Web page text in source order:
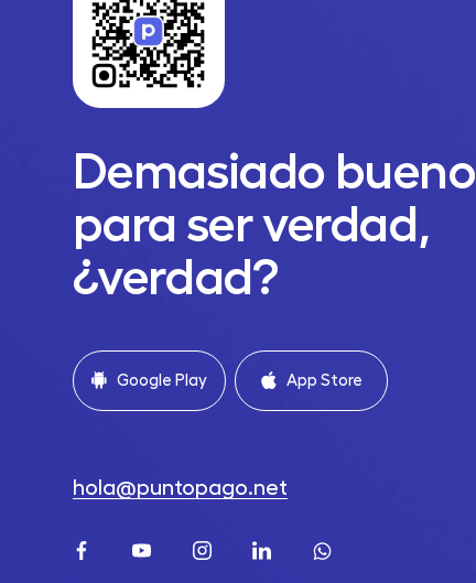
Demasiado bueno
para ser verdad,
¿verdad?
Google Play App Store
hola@puntopago.net